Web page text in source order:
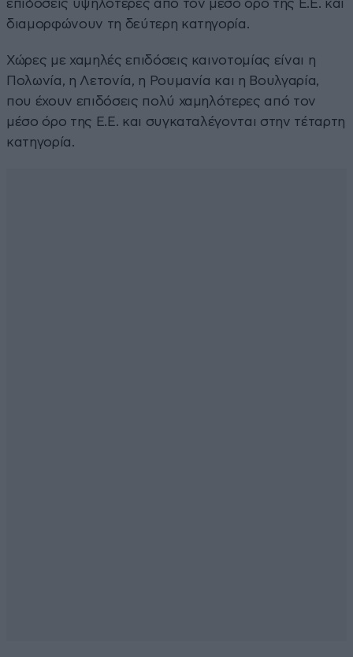
επιδόσεις υψηλότερες από τον μέσο όρο της Ε.Ε. και
διαμορφώνουν τη δεύτερη κατηγορία.
Χώρες με χαμηλές επιδόσεις καινοτομίας είναι η
Πολωνία, η Λετονία, η Ρουμανία και η Βουλγαρία,
που έχουν επιδόσεις πολύ χαμηλότερες από τον
μέσο όρο της Ε.Ε. και συγκαταλέγονται στην τέταρτη
κατηγορία.